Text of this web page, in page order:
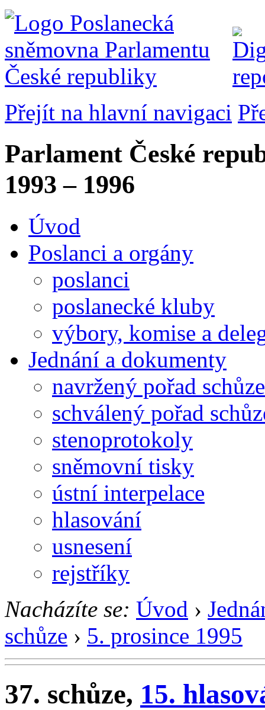
Přejít na hlavní navigaci
Parlament České
1993 – 1996
Úvod
Poslanci a orgány
poslanci
poslanecké kluby
výbory, komise a
Jednání a dokumenty
navržený pořad schůze
schválený pořad
stenoprotokoly
sněmovní tisky
ústní interpelace
hlasování
usnesení
rejstříky
Nacházíte se: Úvod ›
schůze › 5. prosince 1995
37. schůze, 15.